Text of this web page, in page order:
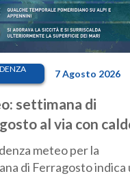
7 Agosto 2026
settimana di
al via con
e qualche
meteo per la
di Ferragosto indica